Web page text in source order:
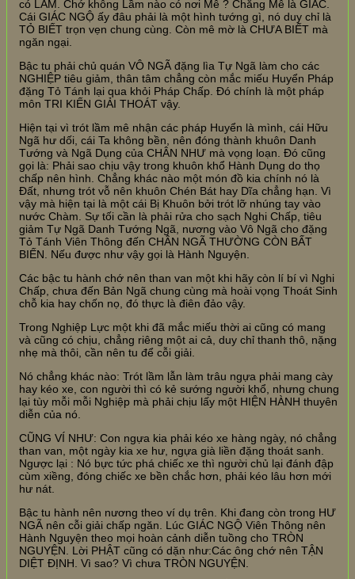
có LẦM. Chớ không Lầm nào có nơi Mê ? Chẳng Mê là GIÁC.
Cái GIÁC NGỘ ấy đâu phải là một hình tướng gì, nó duy chỉ là
TỎ BIẾT trọn vẹn chung cùng. Còn mê mờ là CHƯA BIẾT mà
ngăn ngại.
Bậc tu phải chủ quán VÔ NGÃ đặng lìa Tự Ngã làm cho các
NGHIỆP tiêu giảm, thân tâm chẳng còn mắc miếu Huyển Pháp
đặng Tỏ Tánh lại qua khỏi Pháp Chấp. Đó chính là một pháp
môn TRI KIẾN GIẢI THOÁT vậy.
Hiện tại vì trót lầm mê nhận các pháp Huyển là mình, cái Hữu
Ngã hư dối, cái Ta không bền, nên đóng thành khuôn Danh
Tướng và Ngã Dụng của CHÂN NHƯ mà vọng loạn. Đó cũng
gọi là: Phải sao chịu vậy trong khuôn khổ Hành Dụng do thọ
chấp nên hình. Chẳng khác nào một món đồ kia chính nó là
Đất, nhưng trót vỗ nên khuôn Chén Bát hay Dĩa chẳng hạn. Vì
vậy mà hiện tại là một cái Bị Khuôn bởi trót lỡ nhúng tay vào
nước Chàm. Sự tối cần là phải rửa cho sạch Nghi Chấp, tiêu
giảm Tự Ngã Danh Tướng Ngã, nương vào Vô Ngã cho đặng
Tỏ Tánh Viên Thông đến CHÂN NGÃ THƯỜNG CÒN BẤT
BIẾN. Nếu được như vậy gọi là Hành Nguyện.
Các bậc tu hành chớ nên than van một khi hãy còn lí bí vì Nghi
Chấp, chưa đến Bản Ngã chung cùng mà hoài vọng Thoát Sinh
chỗ kia hay chốn nọ, đó thực là điên đảo vậy.
Trong Nghiệp Lực một khi đã mắc miếu thời ai cũng có mang
và cũng có chịu, chẳng riêng một ai cả, duy chỉ thanh thô, nặng
nhẹ mà thôi, cần nên tu để cỗi giải.
Nó chẳng khác nào: Trót lầm lẫn làm trâu ngựa phải mang cày
hay kéo xe, con người thì có kẻ sướng người khổ, nhưng chung
lại tùy mỗi mỗi Nghiệp mà phải chịu lấy một HIỆN HÀNH thuyên
diễn của nó.
CŨNG VÍ NHƯ: Con ngựa kia phải kéo xe hàng ngày, nó chẳng
than van, một ngày kia xe hư, ngựa già liền đặng thoát sanh.
Ngược lại : Nó bực tức phá chiếc xe thì người chủ lại đánh đập
cùm xiềng, đóng chiếc xe bền chắc hơn, phải kéo lâu hơn mới
hư nát.
Bậc tu hành nên nương theo ví dụ trên. Khi đang còn trong HƯ
NGÃ nên cỗi giải chấp ngăn. Lúc GIÁC NGỘ Viên Thông nên
Hành Nguyện theo mọi hoàn cảnh diễn tuồng cho TRÒN
NGUYỆN. Lời PHẬT cũng có dặn như:Các ông chớ nên TẬN
DIỆT ĐỊNH. Vì sao? Vì chưa TRÒN NGUYỆN.